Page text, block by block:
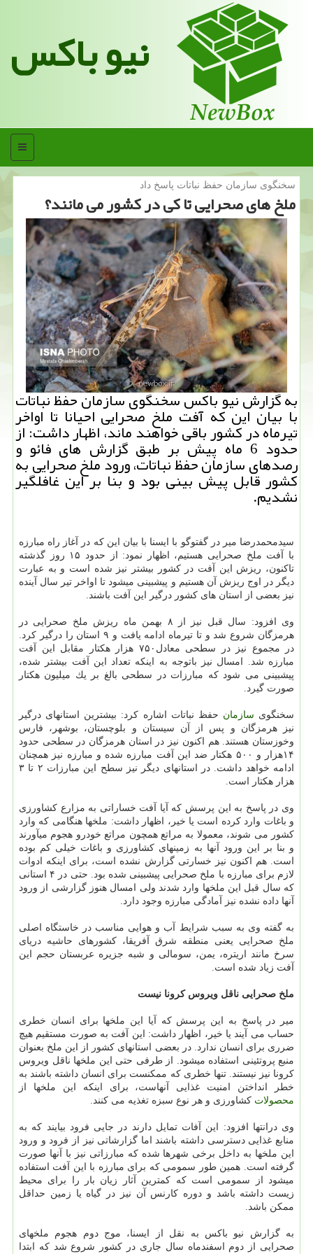
نیو باکس
منو
سخنگوی سازمان حفظ نباتات پاسخ داد
ملخ های صحرایی تا كی در كشور می مانند؟
به گزارش نیو باكس سخنگوی سازمان حفظ نباتات
با بیان این كه آفت ملخ صحرایی احیانا تا اواخر
تیرماه در كشور باقی خواهند ماند، اظهار داشت: از
حدود 6 ماه پیش بر طبق گزارش های فائو و
رصدهای سازمان حفظ نباتات، ورود ملخ صحرایی به
كشور قابل پیش بینی بود و بنا بر این غافلگیر
نشدیم.
سیدمحمدرضا میر در گفتوگو با ایسنا با بیان این كه در آغاز راه مبارزه
با آفت ملخ صحرایی هستیم، اظهار نمود: از حدود ۱۵ روز گذشته
تاكنون، ریزش این آفت در كشور بیشتر نیز شده است و به عبارت
دیگر در اوج ریزش آن هستیم و پیشبینی میشود تا اواخر تیر سال آینده
نیز بعضی از استان های كشور درگیر این آفت باشند.
وی افزود: سال قبل نیز از ۸ بهمن ماه ریزش ملخ صحرایی در
هرمزگان شروع شد و تا تیرماه ادامه یافت و ۹ استان را درگیر كرد.
در مجموع نیز در سطحی معادل۷۵۰ هزار هكتار مقابل این آفت
مبارزه شد. امسال نیز باتوجه به اینكه تعداد این آفت بیشتر شده،
پیشبینی می شود كه مبارزات در سطحی بالغ بر یك میلیون هكتار
صورت گیرد.
سخنگوی سازمان حفظ نباتات اشاره كرد: بیشترین استانهای درگیر
نیز هرمزگان و پس از آن سیستان و بلوچستان، بوشهر، فارس
وخوزستان هستند. هم اكنون نیز در استان هرمزگان در سطحی حدود
۱۴هزار و ۵۰۰ هكتار ضد این آفت مبارزه شده و مبارزه نیز همچنان
ادامه خواهد داشت. در استانهای دیگر نیز سطح این مبارزات ۲ تا ۳
هزار هكتار است.
وی در پاسخ به این پرسش كه آیا آفت خساراتی به مزارع كشاورزی
و باغات وارد كرده است یا خیر، اظهار داشت: ملخها هنگامی كه وارد
كشور می شوند، معمولا به مراتع همچون مراتع خودرو هجوم میآورند
و بنا بر این ورود آنها به زمینهای كشاورزی و باغات خیلی كم بوده
است. هم اكنون نیز خسارتی گزارش نشده است، برای اینكه ادوات
لازم برای مبارزه با ملخ صحرایی پیشبینی شده بود. حتی در ۴ استانی
كه سال قبل این ملخها وارد شدند ولی امسال هنوز گزارشی از ورود
آنها داده نشده نیز آمادگی مبارزه وجود دارد.
به گفته وی به سبب شرایط آب و هوایی مناسب در خاستگاه اصلی
ملخ صحرایی یعنی منطقه شرق آفریقا، كشورهای حاشیه دریای
سرخ مانند اریتره، یمن، سومالی و شبه جزیره عربستان حجم این
آفت زیاد شده است.
ملخ صحرایی ناقل ویروس كرونا نیست
میر در پاسخ به این پرسش كه آیا این ملخها برای انسان خطری
حساب می آیند یا خیر، اظهار داشت: این آفت به صورت مستقیم هیچ
ضرری برای انسان ندارد. در بعضی استانهای كشور از این ملخ بعنوان
منبع پروتئینی استفاده میشود. از طرفی حتی این ملخها ناقل ویروس
كرونا نیز نیستند. تنها خطری كه ممكنست برای انسان داشته باشند به
خطر انداختن امنیت غذایی آنهاست، برای اینكه این ملخها از
محصولات كشاورزی و هر نوع سبزه تغذیه می كنند.
وی درانتها افزود: این آفات تمایل دارند در جایی فرود بیایند كه به
منابع غذایی دسترسی داشته باشند اما گزارشاتی نیز از فرود و ورود
این ملخها به داخل برخی شهرها شده كه مبارزاتی نیز با آنها صورت
گرفته است. همین طور سمومی كه برای مبارزه با این آفت استفاده
میشود از سمومی است كه كمترین آثار زیان بار را برای محیط
زیست داشته باشد و دوره كارنس آن نیز در گیاه یا زمین حداقل
ممكن باشد.
به گزارش نیو باكس به نقل از ایسنا، موج دوم هجوم ملخهای
صحرایی از دوم اسفندماه سال جاری در كشور شروع شد كه ابتدا